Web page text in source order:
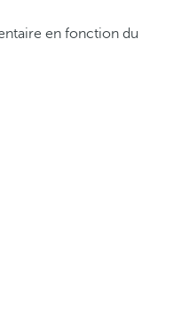
en fonction du